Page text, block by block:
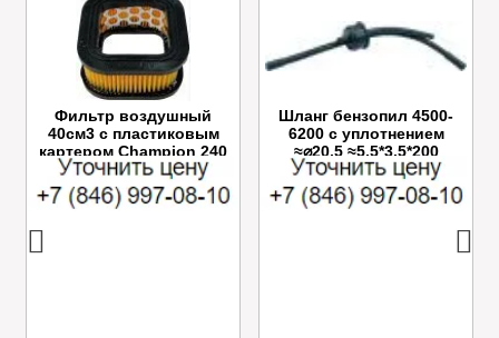
Фильтр воздушный
40см3 с пластиковым
картером Champion 240
Шланг бензопил 4500-
6200 с уплотнением
≈⌀20,5 ≈5.5*3.5*200